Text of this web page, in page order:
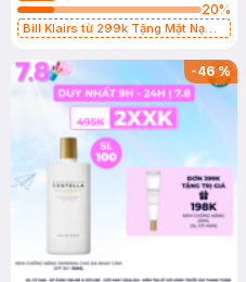
20%
Bill Klairs từ 299k Tặng Mặt Nạ
25ml (SL Có Hạn)
-46%